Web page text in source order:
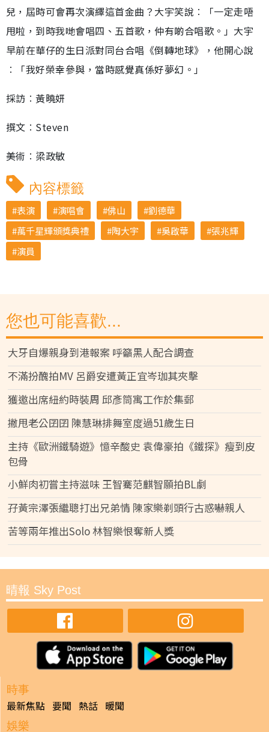
兒，屆時可會再次演繹這首金曲？大宇笑說︰「一定走唔
甩啦，到時我哋會唱四、五首歌，仲有啲合唱歌。」大宇
早前在華仔的生日派對同台合唱《倒轉地球》，他開心說
︰「我好榮幸參與，當時感覺真係好夢幻。」
採訪︰黃曉妍
撰文︰Steven
美術︰梁政敏
內容標籤
表演 演唱會 佛山
劉德華
萬千星輝頒獎典禮
陶大宇 吳啟華
張兆輝
演員
您也可能喜歡...
大牙自爆親身到港報案 呼籲黑人配合調查
不滿扮醜拍MV 呂爵安遭黃正宜岑珈其夾擊
獲邀出席紐約時裝周 邱彥筒寓工作於集郵
撇甩老公囝囝 陳慧琳排舞室度過51歲生日
主持《歐洲鐵騎遊》憶辛酸史 袁偉豪拍《鐵探》瘦到皮
包骨
小鮮肉初嘗主持滋味 王智騫范麒智願拍BL劇
孖黃宗澤張繼聰打出兄弟情 陳家樂剃頭行古惑嚇親人
苦等兩年推出Solo 林智樂恨奪新人獎
晴報 Sky Post
時事
最新焦點 要聞 熱話 暖聞
娛樂